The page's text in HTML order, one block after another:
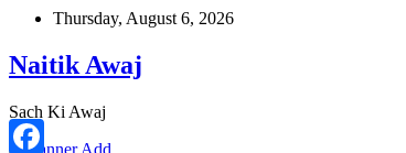
Skip
content
Thursday, August 6, 2026
Naitik Awaj
Sach Ki Awaj